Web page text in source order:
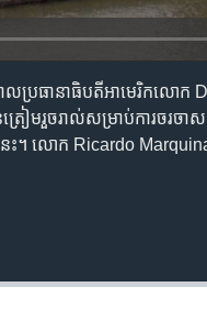
ល​ប្រធានាធិបតី​អាមេរិក​លោក
ចរាល់​សម្រាប់​ការ​ចរចា​សន្
េះ។ លោក Ricardo